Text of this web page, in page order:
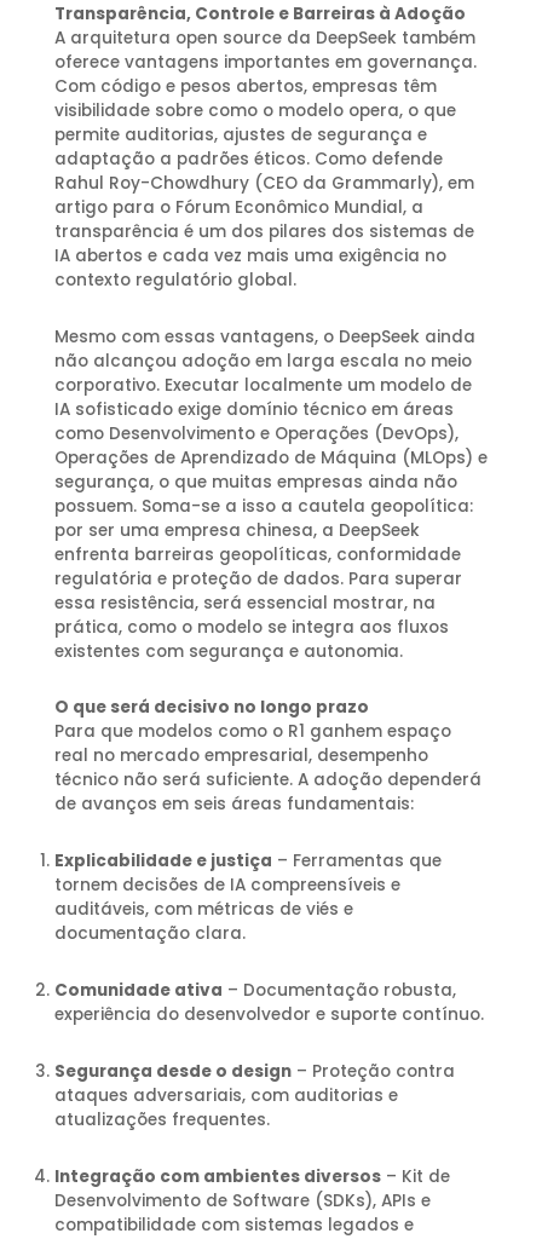
Transparência, Controle e Barreiras à Adoção
A arquitetura open source da DeepSeek também
oferece vantagens importantes em governança.
Com código e pesos abertos, empresas têm
visibilidade sobre como o modelo opera, o que
permite auditorias, ajustes de segurança e
adaptação a padrões éticos. Como defende
Rahul Roy-Chowdhury (CEO da Grammarly), em
artigo para o Fórum Econômico Mundial, a
transparência é um dos pilares dos sistemas de
IA abertos e cada vez mais uma exigência no
contexto regulatório global.
Mesmo com essas vantagens, o DeepSeek ainda
não alcançou adoção em larga escala no meio
corporativo. Executar localmente um modelo de
IA sofisticado exige domínio técnico em áreas
como Desenvolvimento e Operações (DevOps),
Operações de Aprendizado de Máquina (MLOps) e
segurança, o que muitas empresas ainda não
possuem. Soma-se a isso a cautela geopolítica:
por ser uma empresa chinesa, a DeepSeek
enfrenta barreiras geopolíticas, conformidade
regulatória e proteção de dados. Para superar
essa resistência, será essencial mostrar, na
prática, como o modelo se integra aos fluxos
existentes com segurança e autonomia.
O que será decisivo no longo prazo
Para que modelos como o R1 ganhem espaço
real no mercado empresarial, desempenho
técnico não será suficiente. A adoção dependerá
de avanços em seis áreas fundamentais:
Explicabilidade e justiça – Ferramentas que
tornem decisões de IA compreensíveis e
auditáveis, com métricas de viés e
documentação clara.
Comunidade ativa – Documentação robusta,
experiência do desenvolvedor e suporte contínuo.
Segurança desde o design– Proteção contra
ataques adversariais, com auditorias e
atualizações frequentes.
Integração com ambientes diversos– Kit de
Desenvolvimento de Software (SDKs), APIs e
compatibilidade com sistemas legados e